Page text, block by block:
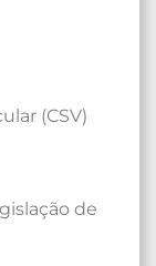
(CSV)
de